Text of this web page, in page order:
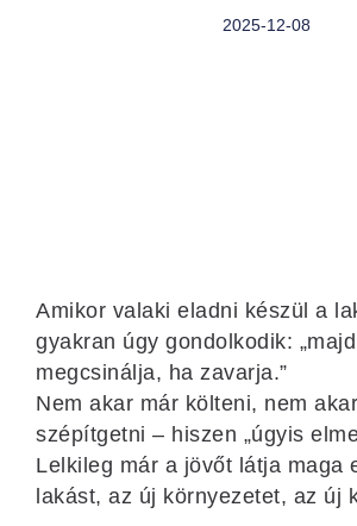
2025-12-08
Amikor valaki eladni készül a
gyakran úgy gondolkodik:
megcsinálja, ha zavarja.”
Nem akar már költeni, nem
szépítgetni – hiszen „úgyis
Lelkileg már a jövőt látja maga
lakást, az új környezetet, az új